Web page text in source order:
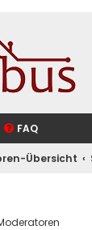
FAQ
Übersicht